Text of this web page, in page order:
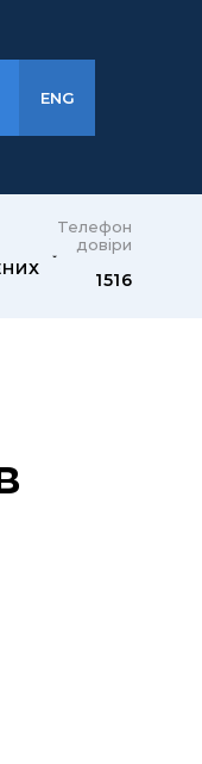
ENG
Телефон
довіри
1516